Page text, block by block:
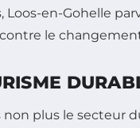
Loos-en-Gohelle
le
non plus le secteur